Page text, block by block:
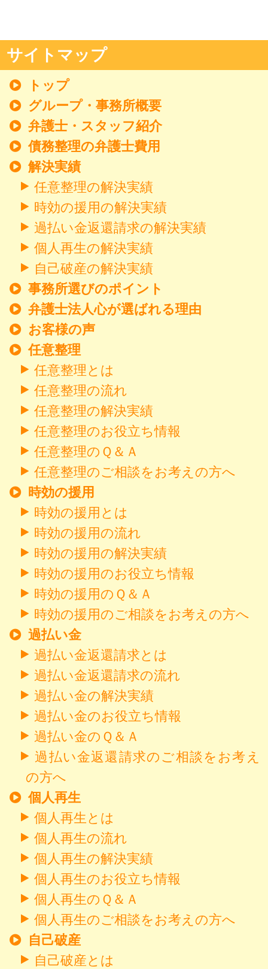
サイトマップ
トップ
グループ・事務所概要
弁護士・スタッフ紹介
債務整理の弁護士費用
解決実績
任意整理の解決実績
時効の援用の解決実績
過払い金返還請求の解決実績
個人再生の解決実績
自己破産の解決実績
事務所選びのポイント
弁護士法人心が選ばれる理由
お客様の声
任意整理
任意整理とは
任意整理の流れ
任意整理の解決実績
任意整理のお役立ち情報
任意整理のＱ＆Ａ
任意整理のご相談をお考えの方へ
時効の援用
時効の援用とは
時効の援用の流れ
時効の援用の解決実績
時効の援用のお役立ち情報
時効の援用のＱ＆Ａ
時効の援用のご相談をお考えの方へ
過払い金
過払い金返還請求とは
過払い金返還請求の流れ
過払い金の解決実績
過払い金のお役立ち情報
過払い金のＱ＆Ａ
過払い金返還請求のご相談をお考え
の方へ
個人再生
個人再生とは
個人再生の流れ
個人再生の解決実績
個人再生のお役立ち情報
個人再生のＱ＆Ａ
個人再生のご相談をお考えの方へ
自己破産
自己破産とは